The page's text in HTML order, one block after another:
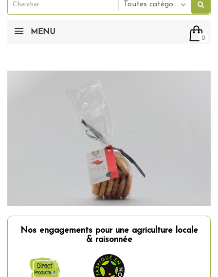
Toutes catégories
0
MENU
Nos engagements pour une agriculture locale
& raisonnée